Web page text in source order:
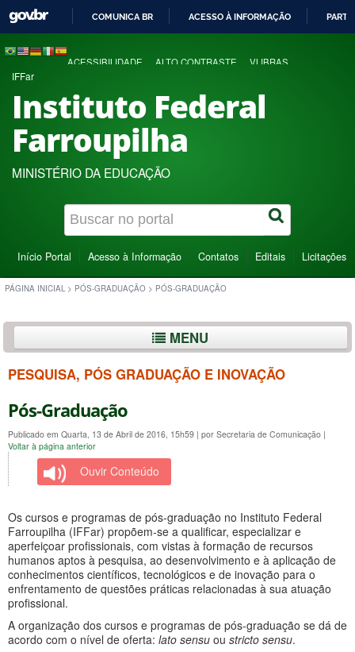
COMUNICA BR ACESSO À INFORMAÇÃO
ACESSIBILIDADE ALTO CONTRASTE VLIBRAS
IFFar
Instituto Federal
Farroupilha
MINISTÉRIO DA EDUCAÇÃO
Início Portal Acesso à Informação Contatos Editais Licitações
PÁGINA INICIAL > PÓS-GRADUAÇÃO > PÓS-GRADUAÇÃO
MENU
PESQUISA, PÓS GRADUAÇÃO E INOVAÇÃO
Pós-Graduação
Publicado em Quarta, 13 de Abril de 2016, 15h59 | por Secretaria de Comunicação |
Voltar à página anterior
Ouvir Conteúdo
Os cursos e programas de pós-graduação no Instituto Federal
Farroupilha (IFFar) propõem-se a qualificar, especializar e
aperfeiçoar profissionais, com vistas à formação de recursos
humanos aptos à pesquisa, ao desenvolvimento e à aplicação de
conhecimentos científicos, tecnológicos e de inovação para o
enfrentamento de questões práticas relacionadas à sua atuação
profissional.
A organização dos cursos e programas de pós-graduação se dá de
acordo com o nível de oferta: lato sensu ou stricto sensu.